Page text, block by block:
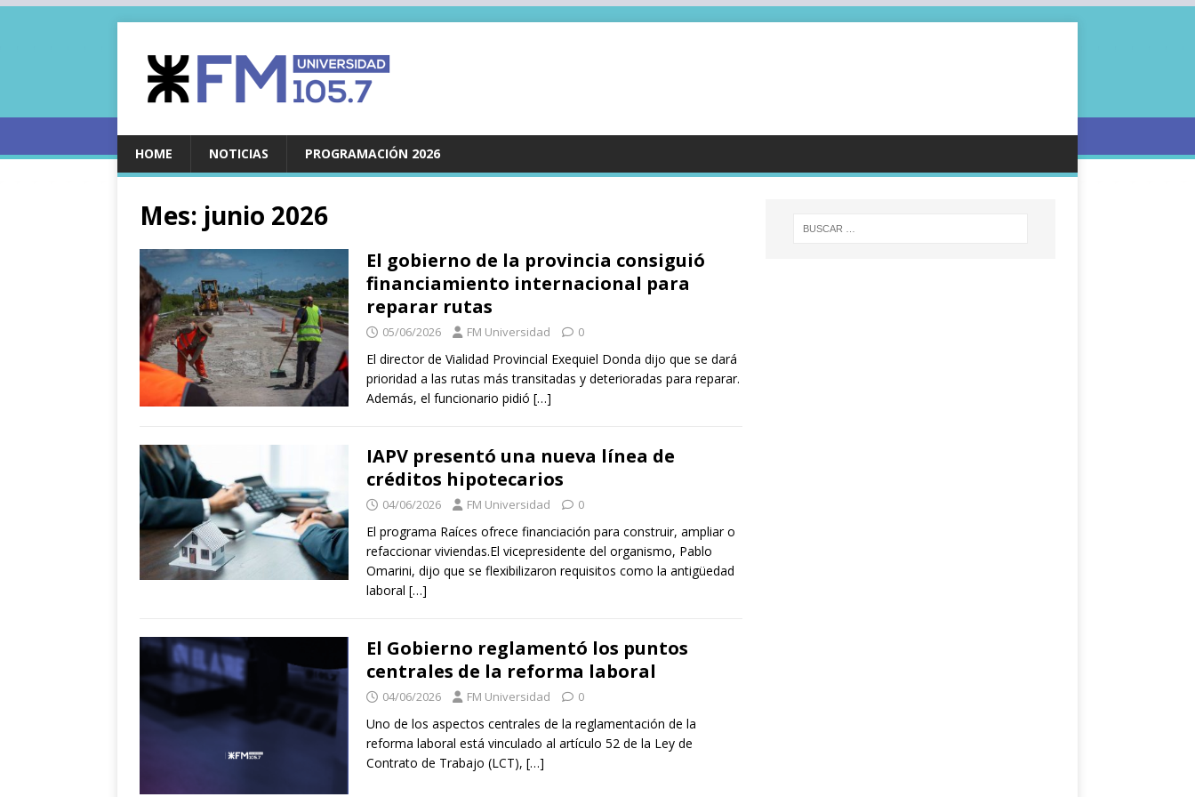
HOME NOTICIAS PROGRAMACIÓN 2026
Mes: junio 2026
El gobierno de la provincia consiguió
financiamiento internacional para
reparar rutas
05/06/2026 FM Universidad 0
El director de Vialidad Provincial Exequiel Donda dijo que se dará
prioridad a las rutas más transitadas y deterioradas para reparar.
Además, el funcionario pidió […]
IAPV presentó una nueva línea de
créditos hipotecarios
04/06/2026 FM Universidad 0
El programa Raíces ofrece financiación para construir, ampliar o
refaccionar viviendas.El vicepresidente del organismo, Pablo
Omarini, dijo que se flexibilizaron requisitos como la antigüedad
laboral […]
El Gobierno reglamentó los puntos
centrales de la reforma laboral
04/06/2026 FM Universidad 0
Uno de los aspectos centrales de la reglamentación de la
reforma laboral está vinculado al artículo 52 de la Ley de
Contrato de Trabajo (LCT), […]